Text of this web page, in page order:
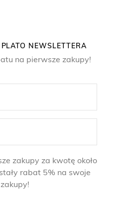
NEWSLETTERA
na pierwsze zakupy!
zakupy za kwotę około
rabat 5% na swoje
zakupy!